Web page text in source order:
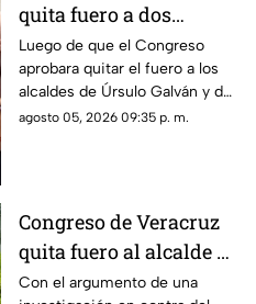
quita fuero a dos
alcaldes de
Movimiento
Ciudadano; podrían ser
detenidos
Luego de que el Congreso
aprobara quitar el fuero a los
alcaldes de Úrsulo Galván y de
Ixhuatlán del Sureste, estos
agosto 05, 2026 09:35 p. m.
Congreso de Veracruz
quita fuero al alcalde de
Úrsulo Galván por
Con el argumento de una